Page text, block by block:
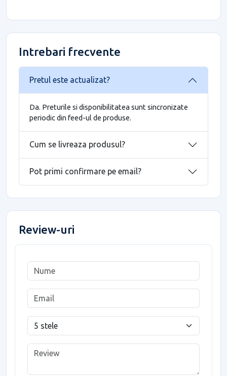
Intrebari frecvente
Pretul este actualizat?
Da. Preturile si disponibilitatea sunt sincronizate
periodic din feed-ul de produse.
Cum se livreaza produsul?
Pot primi confirmare pe email?
Review-uri